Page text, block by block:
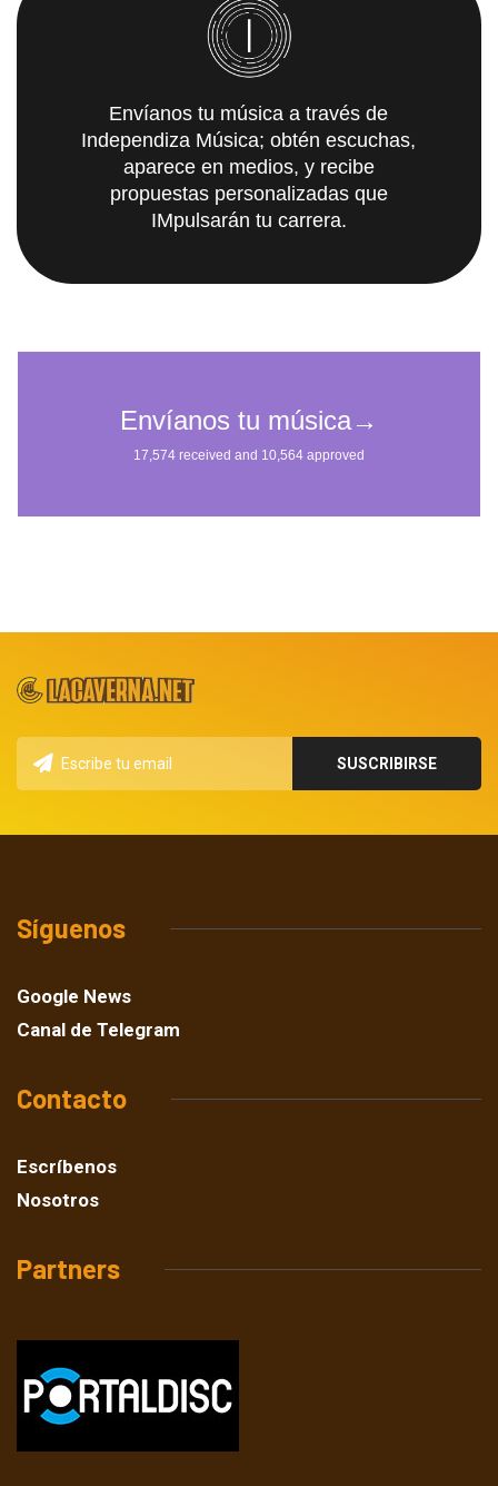
Envíanos tu música a través de
Independiza Música; obtén escuchas,
aparece en medios, y recibe
propuestas personalizadas que
IMpulsarán tu carrera.
Síguenos
Google News
Canal de Telegram
Contacto
Escríbenos
Nosotros
Partners